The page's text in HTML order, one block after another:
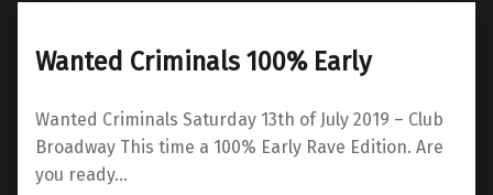
Wanted Criminals 100% Early
Wanted Criminals Saturday 13th of July 2019 – Club
Broadway This time a 100% Early Rave Edition. Are
you ready…